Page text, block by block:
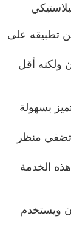
تطبيقه على
ولكنه أقل
بسهولة
تضفي منظر
الخدمة
ويستخدم